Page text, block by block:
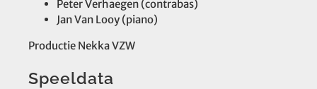
Peter Verhaegen (contrabas)
Jan Van Looy (piano)
Productie Nekka VZW
Speeldata